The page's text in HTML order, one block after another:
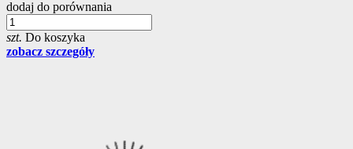
dodaj do porównania
szt. Do koszyka
zobacz szczegóły